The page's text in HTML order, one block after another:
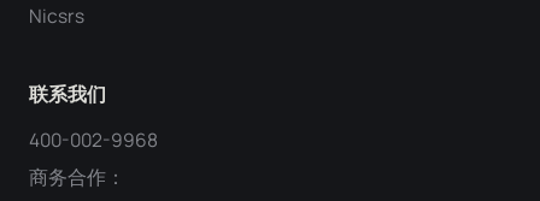
Nicsrs
联系我们
400-002-9968
商务合作：